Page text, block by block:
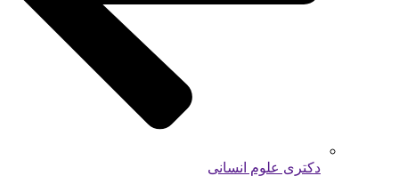
دکتری علوم انسانی